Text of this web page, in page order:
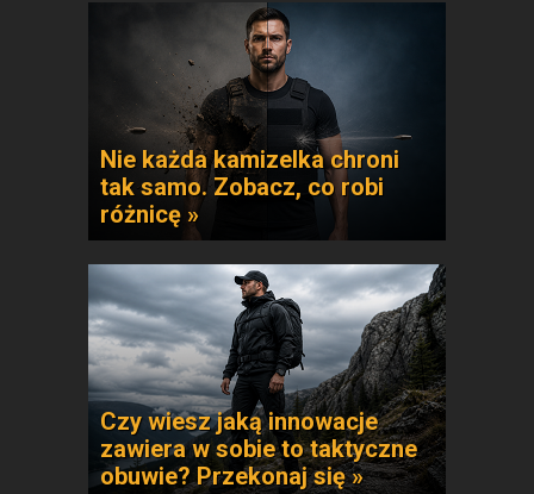
Nie każda kamizelka chroni
tak samo. Zobacz, co robi
różnicę »
Czy wiesz jaką innowacje
zawiera w sobie to taktyczne
obuwie? Przekonaj się »